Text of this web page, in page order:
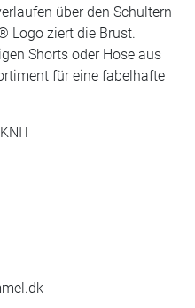
über den Schultern
Logo ziert die Brust.
Shorts oder Hose aus
für eine fabelhafte